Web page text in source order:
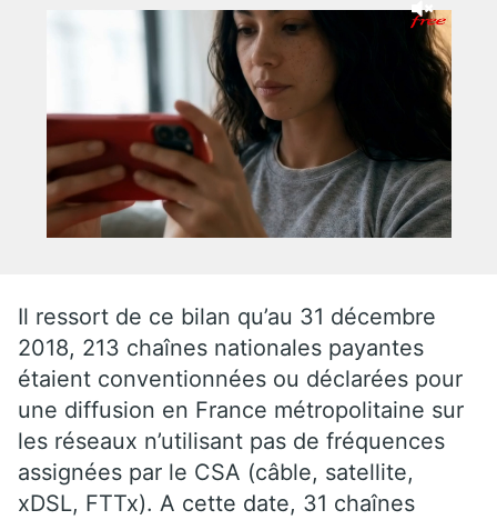
Il ressort de ce bilan qu’au 31 décembre
2018, 213 chaînes nationales payantes
étaient conventionnées ou déclarées pour
une diffusion en France métropolitaine sur
les réseaux n’utilisant pas de fréquences
assignées par le CSA (câble, satellite,
xDSL, FTTx). A cette date, 31 chaînes